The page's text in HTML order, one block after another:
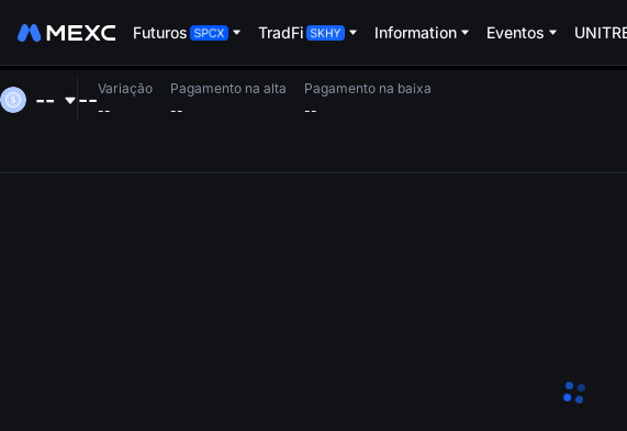
Futuros TradFi Information Eventos
-- --Variação
--
Pagamento na alta
--
Pagamento na baixa
--